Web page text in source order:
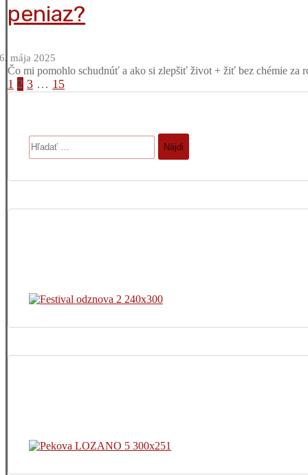
peniaz?
6. mája 2025
Čo mi pomohlo schudnúť a ako si zlepšiť život + žiť bez chémie za
Stránkovanie
1 2 3 … 15
Hľadať: